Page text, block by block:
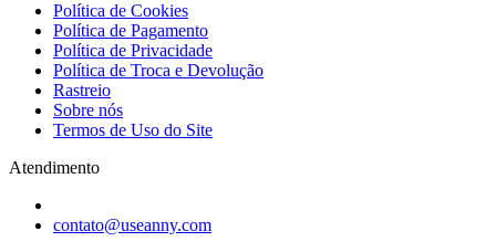
Política de Cookies
Política de Pagamento
Política de Privacidade
Política de Troca e Devolução
Rastreio
Sobre nós
Termos de Uso do Site
Atendimento
contato@useanny.com